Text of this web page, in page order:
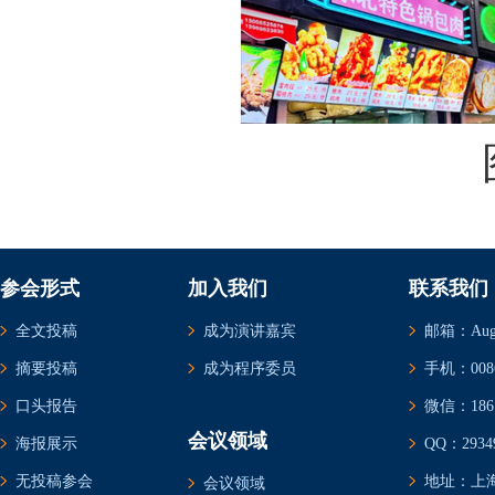
参会形式
全文投稿
摘要投稿
口头报告
海报展示
无投稿参会
加入我们
成为演讲嘉宾
成为程序委员
会议领域
会议领域
联系我们
邮箱：
手机：
微信：
QQ：
地址：上